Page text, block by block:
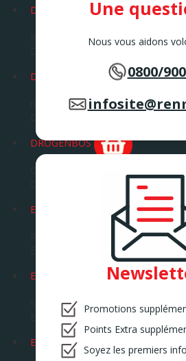
DINANT
Rue St. Jacques 357
DOUR
rue de la Corderie 18
DROGENBOS
EGHEZEE
Route de la Bruyère 14
EKE
Savaanstraat 5
ENGHIEN
Une
Nous vous aidons
0800/
Promotions
Points Extra
Soyez les premiers